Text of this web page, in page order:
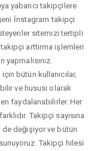
yabancı takipçilere
İnstagram takipçi
sitemizi tertipli
arttırma işlemleri
bütün kullanıcılar,
ve hususi olarak
faydalanabilirler. Her
Takipçi sayısına
değişiyor ve bütün
Takipçi hilesi